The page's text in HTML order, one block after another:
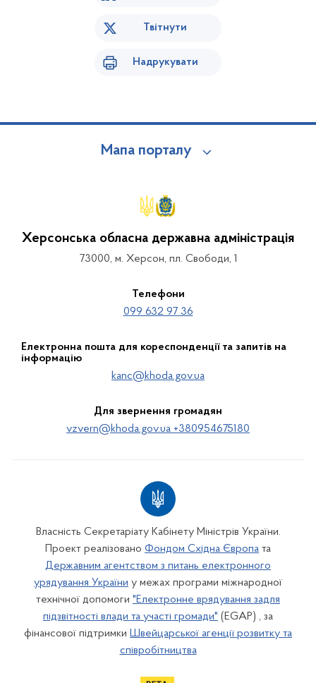
Твітнути
Надрукувати
Мапа порталу
Херсонська обласна державна адміністрація
73000, м. Херсон, пл. Свободи, 1
Телефони
099 632 97 36
Електронна пошта для кореспонденції та запитів на
інформацію
kanc@khoda.gov.ua
Для звернення громадян
vzvern@khoda.gov.ua +380954675180
Власність Секретаріату Кабінету Міністрів України.
Проект реалізовано Фондом Східна Європа та
Державним агентством з питань електронного
урядування України у межах програми міжнародної
технічної допомоги "Електронне врядування задля
підзвітності влади та участі громади" (EGAP) , за
фінансової підтримки Швейцарської агенції розвитку та
співробітництва